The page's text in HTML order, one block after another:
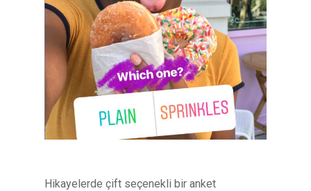
Hikayelerde çift seçenekli bir anket